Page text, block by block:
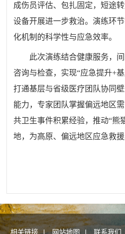
成伤员评估、包扎固定，短途
设备开展进一步救治。演练环
化机制的科学性与应急效率。
此次演练结合健康服务，
咨询与检查，实现“应急提升+
打通基层与省级医疗团队协同
能力，专家团队掌握偏远地区
共卫生事件积累经验，推动“熊
地，为高原、偏远地区应急救援
相关链接 | 网站地图 | 联系我们